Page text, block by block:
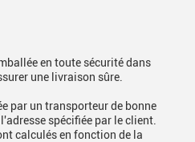
en toute sécurité dans
une livraison sûre.
par un transporteur de bonne
spécifiée par le client.
calculés en fonction de la